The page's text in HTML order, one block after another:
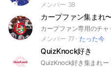
メンバー 38
カープファン集まれ
メンバー 77
たった今
QuizKnock好き